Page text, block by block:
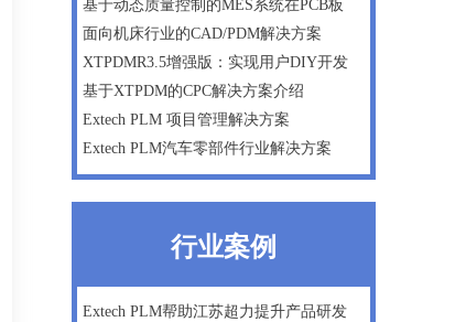
基于动态质量控制的MES系统在PCB板
面向机床行业的CAD/PDM解决方案
XTPDMR3.5增强版：实现用户DIY开发
基于XTPDM的CPC解决方案介绍
Extech PLM 项目管理解决方案
Extech PLM汽车零部件行业解决方案
行业案例
Extech PLM帮助江苏超力提升产品研发